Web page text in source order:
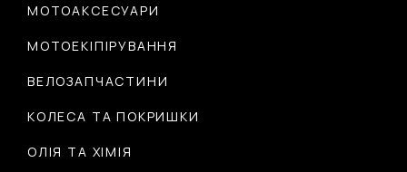
МОТОАКСЕСУАРИ
МОТОЕКІПІРУВАННЯ
ВЕЛОЗАПЧАСТИНИ
КОЛЕСА ТА ПОКРИШКИ
ОЛІЯ ТА ХІМІЯ